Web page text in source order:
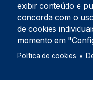
Edifício
3830-556
exibir conteúdo e
concorda com o
de cookies
momento em
Política de cookies